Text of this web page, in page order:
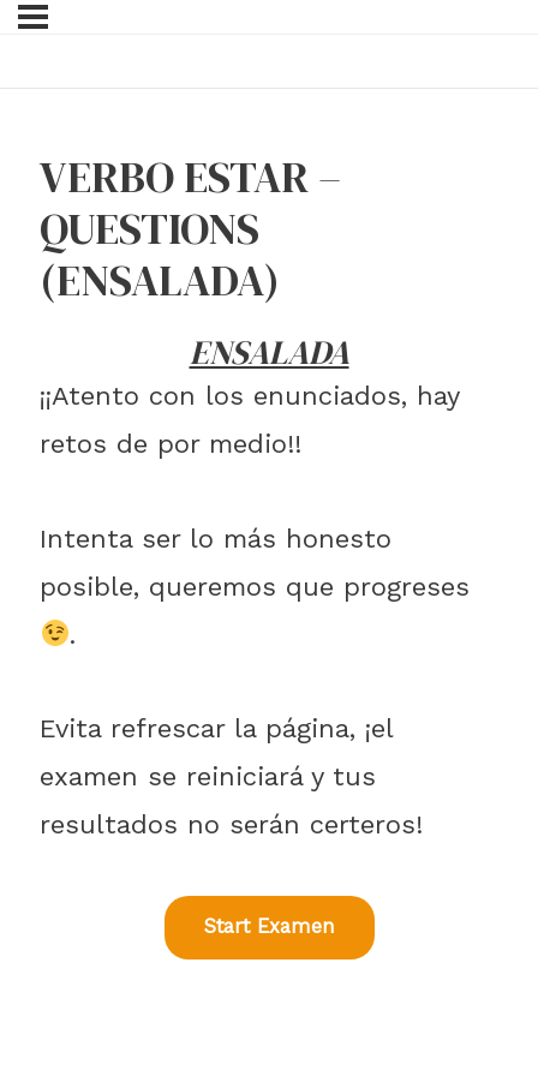
VERBO ESTAR –
QUESTIONS
(ENSALADA)
ENSALADA
¡¡Atento con los enunciados, hay
retos de por medio!!
Intenta ser lo más honesto
posible, queremos que progreses
.
Evita refrescar la página, ¡el
examen se reiniciará y tus
resultados no serán certeros!